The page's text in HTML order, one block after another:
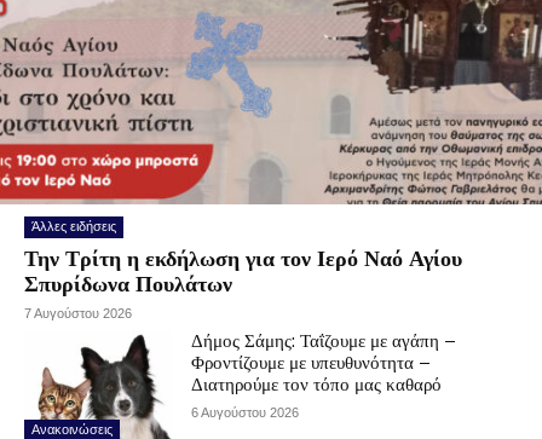
Άλλες ειδήσεις
Την Τρίτη η εκδήλωση για τον Ιερό Ναό Αγίου
Σπυρίδωνα Πουλάτων
7 Αυγούστου 2026
Ανακοινώσεις
Δήμος Σάμης: Ταΐζουμε με αγάπη –
Φροντίζουμε με υπευθυνότητα –
Διατηρούμε τον τόπο μας καθαρό
6 Αυγούστου 2026